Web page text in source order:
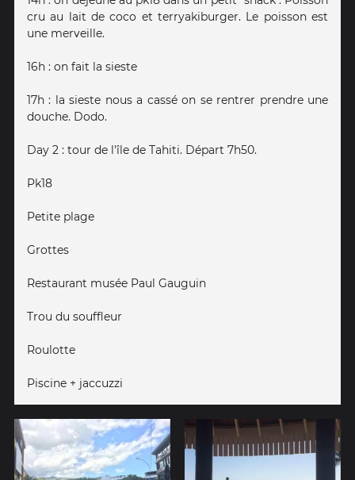
cru au lait de coco et terryakiburger. Le poisson est
une merveille.
16h : on fait la sieste
17h : la sieste nous a cassé on se rentrer prendre une
douche. Dodo.
Day 2 : tour de l'île de Tahiti. Départ 7h50.
Pk18
Petite plage
Grottes
Restaurant musée Paul Gauguin
Trou du souffleur
Roulotte
Piscine + jaccuzzi